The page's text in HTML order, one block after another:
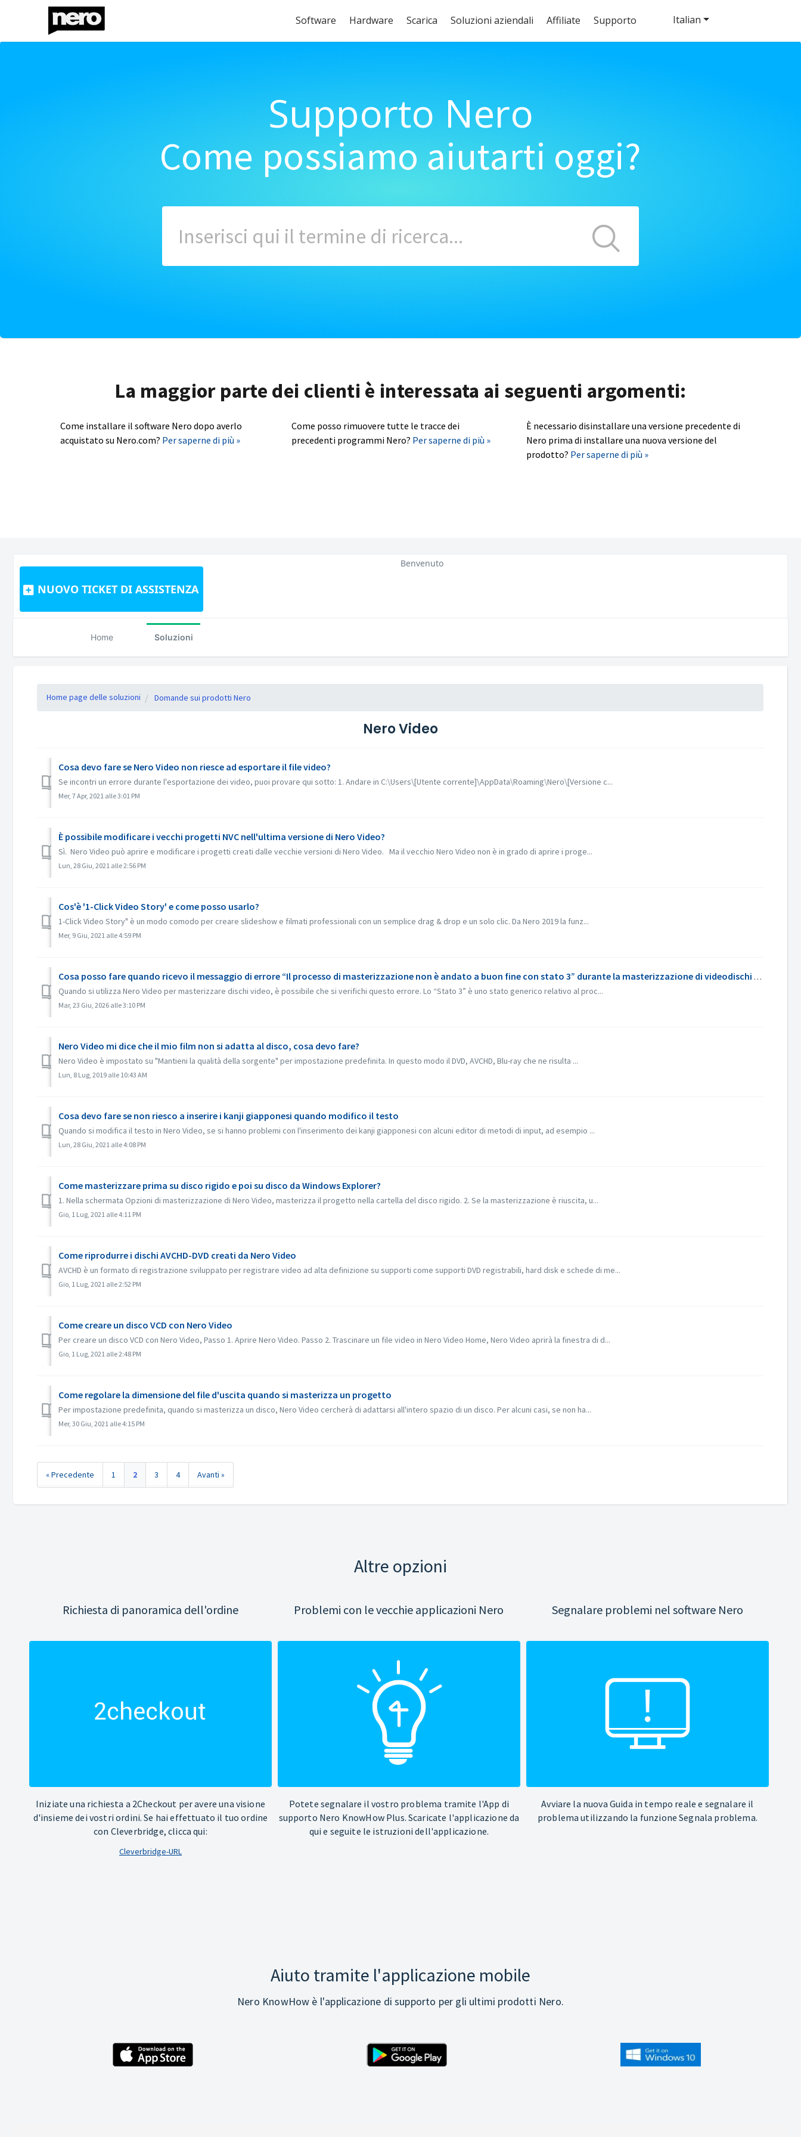
Software Hardware Scarica Soluzioni aziendali Affiliate Supporto
Supporto Nero
Come possiamo aiutarti oggi?
La maggior parte dei clienti è interessata ai seguenti argomenti:
Come installare il software Nero dopo averlo
acquistato su Nero.com? Per saperne di più »
Come posso rimuovere tutte le tracce dei
precedenti programmi Nero? Per saperne di più »
È necessario disinstallare una versione precedente di
Nero prima di installare una nuova versione del
prodotto? Per saperne di più »
NUOVO TICKET DI ASSISTENZA
Italian
Benvenuto
Home Soluzioni
Home page delle soluzioni Domande sui prodotti Nero
Nero Video
Cosa devo fare se Nero Video non riesce ad esportare il file video?
Se incontri un errore durante l'esportazione dei video, puoi provare qui sotto: 1. Andare in C:\Users\[Utente corrente]\AppData\Roaming\Nero\[Versione c...
Mer, 7 Apr, 2021 alle 3:01 PM
È possibile modificare i vecchi progetti NVC nell'ultima versione di Nero Video?
Sì. Nero Video può aprire e modificare i progetti creati dalle vecchie versioni di Nero Video. Ma il vecchio Nero Video non è in grado di aprire i proge...
Lun, 28 Giu, 2021 alle 2:56 PM
Cos'è '1-Click Video Story' e come posso usarlo?
1-Click Video Story" è un modo comodo per creare slideshow e filmati professionali con un semplice drag & drop e un solo clic. Da Nero 2019 la funz...
Mer, 9 Giu, 2021 alle 4:59 PM
Cosa posso fare quando ricevo il messaggio di errore “Il processo di masterizzazione non è andato a buon fine con stato 3” durante la masterizzazione di videodischi in Nero Video?
Quando si utilizza Nero Video per masterizzare dischi video, è possibile che si verifichi questo errore. Lo “Stato 3” è uno stato generico relativo al proc...
Mar, 23 Giu, 2026 alle 3:10 PM
Nero Video mi dice che il mio film non si adatta al disco, cosa devo fare?
Nero Video è impostato su "Mantieni la qualità della sorgente" per impostazione predefinita. In questo modo il DVD, AVCHD, Blu-ray che ne risulta ...
Lun, 8 Lug, 2019 alle 10:43 AM
Cosa devo fare se non riesco a inserire i kanji giapponesi quando modifico il testo
Quando si modifica il testo in Nero Video, se si hanno problemi con l'inserimento dei kanji giapponesi con alcuni editor di metodi di input, ad esempio ...
Lun, 28 Giu, 2021 alle 4:08 PM
Come masterizzare prima su disco rigido e poi su disco da Windows Explorer?
1. Nella schermata Opzioni di masterizzazione di Nero Video, masterizza il progetto nella cartella del disco rigido. 2. Se la masterizzazione è riuscita, u...
Gio, 1 Lug, 2021 alle 4:11 PM
Come riprodurre i dischi AVCHD-DVD creati da Nero Video
AVCHD è un formato di registrazione sviluppato per registrare video ad alta definizione su supporti come supporti DVD registrabili, hard disk e schede di me...
Gio, 1 Lug, 2021 alle 2:52 PM
Come creare un disco VCD con Nero Video
Per creare un disco VCD con Nero Video, Passo 1. Aprire Nero Video. Passo 2. Trascinare un file video in Nero Video Home, Nero Video aprirà la finestra di d...
Gio, 1 Lug, 2021 alle 2:48 PM
Come regolare la dimensione del file d'uscita quando si masterizza un progetto
Per impostazione predefinita, quando si masterizza un disco, Nero Video cercherà di adattarsi all'intero spazio di un disco. Per alcuni casi, se non ha...
Mer, 30 Giu, 2021 alle 4:15 PM
« Precedente 1 2 3 4 Avanti »
Altre opzioni
Richiesta di panoramica dell'ordine
Iniziate una richiesta a 2Checkout per avere una visione
d'insieme dei vostri ordini. Se hai effettuato il tuo ordine
con Cleverbridge, clicca qui:
Cleverbridge-URL
Problemi con le vecchie applicazioni Nero
Potete segnalare il vostro problema tramite l'App di
supporto Nero KnowHow Plus. Scaricate l'applicazione da
qui e seguite le istruzioni dell'applicazione.
Segnalare problemi nel software Nero
Avviare la nuova Guida in tempo reale e segnalare il
problema utilizzando la funzione Segnala problema.
Aiuto tramite l'applicazione mobile
Nero KnowHow è l'applicazione di supporto per gli ultimi prodotti Nero.